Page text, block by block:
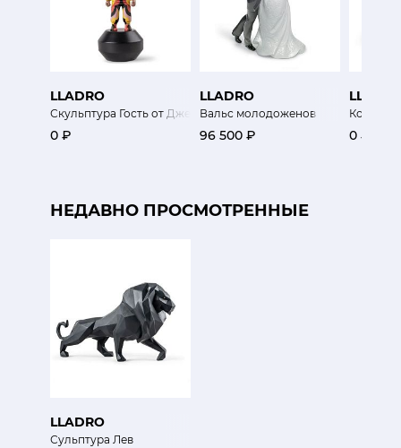
LLADRO
Скульптура Гость от Джейд (мини)
0 ₽
LLADRO
Вальс молодоженов
96 500 ₽
Котенок
0 ₽
НЕДАВНО ПРОСМОТРЕННЫЕ
LLADRO
Сульптура Лев